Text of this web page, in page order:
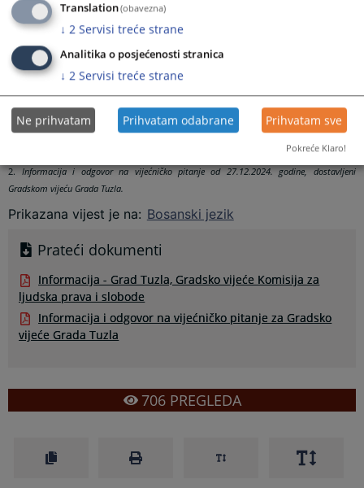
Sud poziva medije da sve informacije o radu ovog Suda provjere prije
objavljivanja, uz napomenu da je transparentnost u radu jedan od naših osnovnih
strateških ciljeva, a zbog čega na sve upite novinara i građana Sud odgovara u
najkraćem mogućem roku.
1.Informacija ovog suda od 27.12.2024. godine, dostavljena Mirnesu Ajanoviću,
2.Informacija i odgovor na vijećničko pitanje od 27.12.2024. godine, dostavljeni
Gradskom vijeću Grada Tuzla.
Prikazana vijest je na: Bosanski jezik
Prateći dokumenti
Informacija - Grad Tuzla, Gradsko vijeće Komisija za
ljudska prava i slobode
Informacija i odgovor na vijećničko pitanje za Gradsko
vijeće Grada Tuzla
706PREGLEDA
Translation(obavezna)
↓ 2 Servisi treće strane
Analitika o posjećenosti stranica
↓ 2 Servisi treće strane
Ne prihvatam Prihvatam odabrane Prihvatam sve
Pokreće Klaro!